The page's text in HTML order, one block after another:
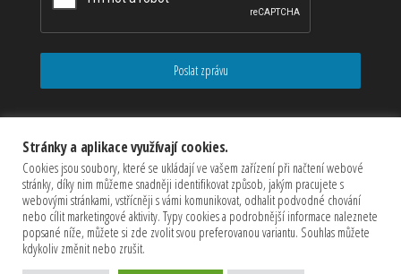
Poslat zprávu
Stránky a aplikace využívají cookies.
Cookies jsou soubory, které se ukládají ve vašem zařízení při načtení webové
stránky, díky nim můžeme snadněji identifikovat způsob, jakým pracujete s
webovými stránkami, vstřícněji s vámi komunikovat, odhalit podvodné chování
nebo cílit marketingové aktivity. Typy cookies a podrobnější informace naleznete
popsané níže, můžete si zde zvolit svou preferovanou variantu. Souhlas můžete
kdykoliv změnit nebo zrušit.